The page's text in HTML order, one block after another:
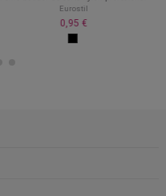
Eurostil
0,95 €